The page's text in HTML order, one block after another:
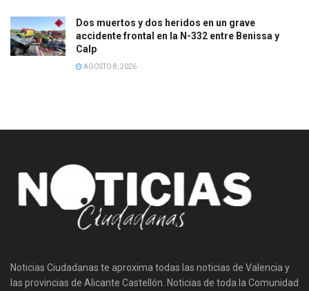
Dos muertos y dos heridos en un grave
accidente frontal en la N-332 entre Benissa y
Calp
AGOSTO 8, 2026
Noticias Ciudadanas te aproxima todas las noticias de Valencia y
las provincias de Alicante Castellón. Noticias de toda la Comunidad